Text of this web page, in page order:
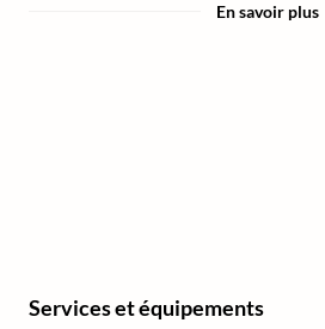
En savoir plus
Services et équipements